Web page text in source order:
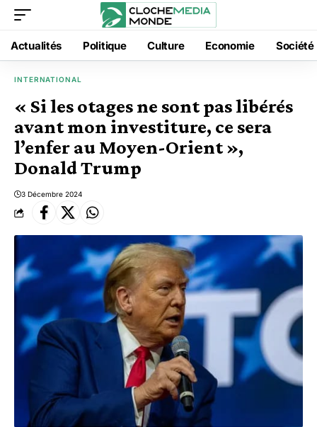
Actualités Politique Culture Economie Société
INTERNATIONAL
« Si les otages ne sont pas libérés
avant mon investiture, ce sera
l’enfer au Moyen-Orient »,
Donald Trump
3 Décembre 2024